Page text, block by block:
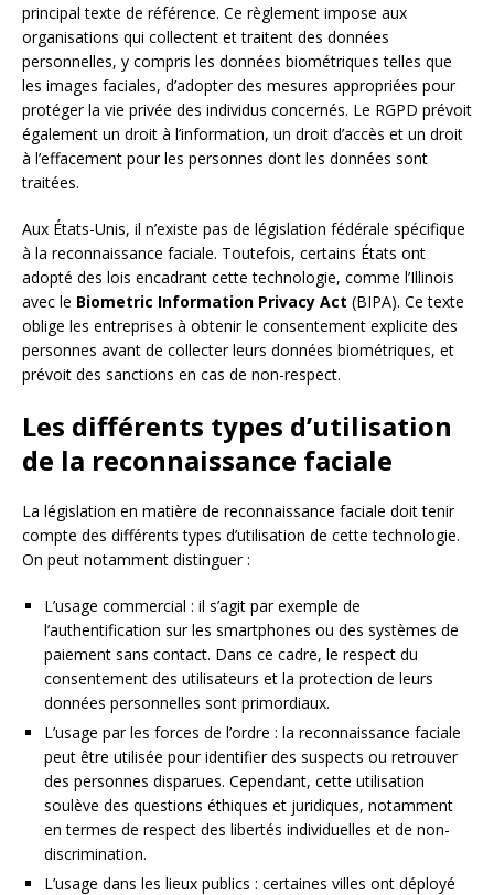
principal texte de référence. Ce règlement impose aux
organisations qui collectent et traitent des données
personnelles, y compris les données biométriques telles que
les images faciales, d’adopter des mesures appropriées pour
protéger la vie privée des individus concernés. Le RGPD prévoit
également un droit à l’information, un droit d’accès et un droit
à l’effacement pour les personnes dont les données sont
traitées.
Aux États-Unis, il n’existe pas de législation fédérale spécifique
à la reconnaissance faciale. Toutefois, certains États ont
adopté des lois encadrant cette technologie, comme l’Illinois
avec le Biometric Information Privacy Act (BIPA). Ce texte
oblige les entreprises à obtenir le consentement explicite des
personnes avant de collecter leurs données biométriques, et
prévoit des sanctions en cas de non-respect.
Les différents types d’utilisation
de la reconnaissance faciale
La législation en matière de reconnaissance faciale doit tenir
compte des différents types d’utilisation de cette technologie.
On peut notamment distinguer :
L’usage commercial : il s’agit par exemple de
l’authentification sur les smartphones ou des systèmes de
paiement sans contact. Dans ce cadre, le respect du
consentement des utilisateurs et la protection de leurs
données personnelles sont primordiaux.
L’usage par les forces de l’ordre : la reconnaissance faciale
peut être utilisée pour identifier des suspects ou retrouver
des personnes disparues. Cependant, cette utilisation
soulève des questions éthiques et juridiques, notamment
en termes de respect des libertés individuelles et de non-
discrimination.
L’usage dans les lieux publics : certaines villes ont déployé